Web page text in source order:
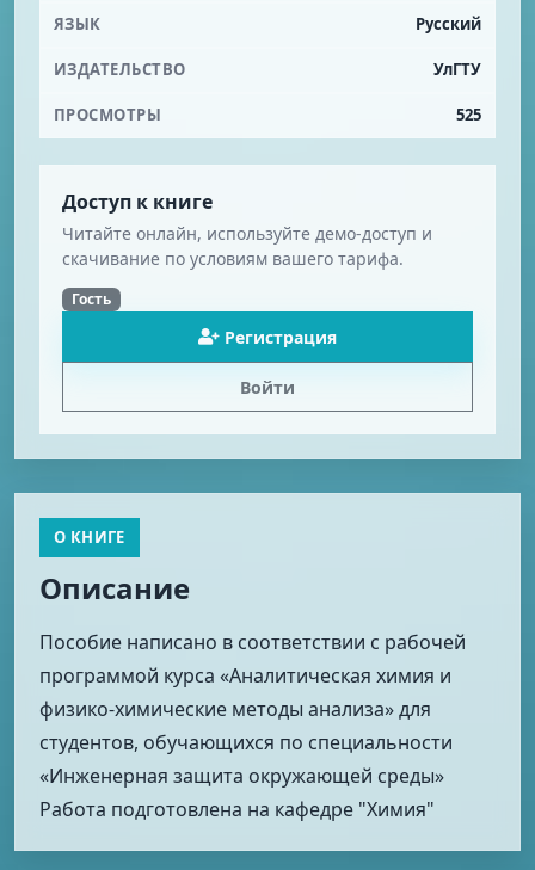
ЯЗЫК Русский
ИЗДАТЕЛЬСТВО УлГТУ
ПРОСМОТРЫ 525
Доступ к книге
Читайте онлайн, используйте демо-доступ и
скачивание по условиям вашего тарифа.
Гость
Регистрация
Войти
О КНИГЕ
Описание
Пособие написано в соответствии с рабочей
программой курса «Аналитическая химия и
физико-химические методы анализа» для
студентов, обучающихся по специальности
«Инженерная защита окружающей среды»
Работа подготовлена на кафедре "Химия"